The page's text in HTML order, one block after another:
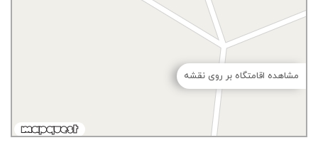
مشاهده اقامتگاه بر روی نقشه